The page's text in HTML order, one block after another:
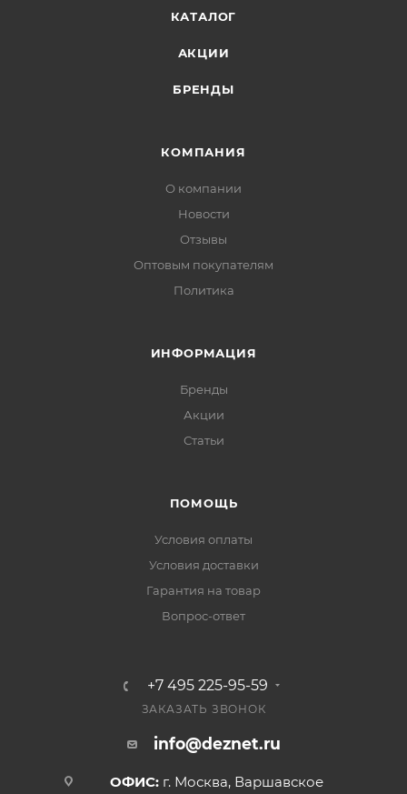
КАТАЛОГ
АКЦИИ
БРЕНДЫ
КОМПАНИЯ
О компании
Новости
Отзывы
Оптовым покупателям
Политика
ИНФОРМАЦИЯ
Бренды
Акции
Статьи
ПОМОЩЬ
Условия оплаты
Условия доставки
Гарантия на товар
Вопрос-ответ
+7 495 225-95-59
ЗАКАЗАТЬ ЗВОНОК
info@deznet.ru
ОФИС: г. Москва, Варшавское